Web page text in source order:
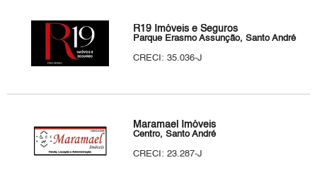
R19 Imóveis e Seguros
Parque Erasmo Assunção, Santo André
CRECI: 35.036-J
Maramael Imóveis
Centro, Santo André
CRECI: 23.287-J